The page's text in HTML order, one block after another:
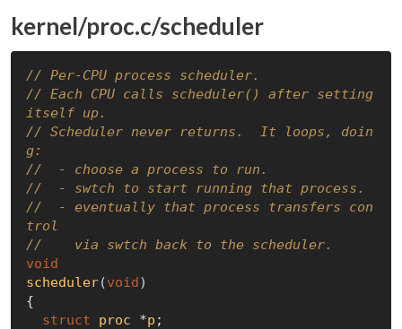
kernel/proc.c/scheduler
// Per-CPU process scheduler.
// Each CPU calls scheduler() after setting
itself up.
// Scheduler never returns.  It loops, doin
g:
//  - choose a process to run.
//  - swtch to start running that process.
//  - eventually that process transfers con
trol
//    via swtch back to the scheduler.
void
scheduler(void)
{
struct
proc *p ;